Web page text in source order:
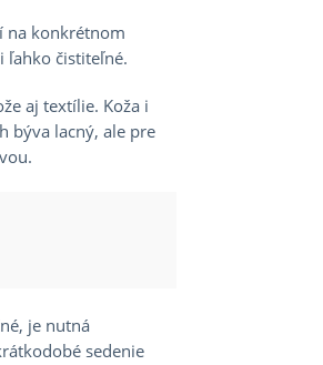
na konkrétnom
ľahko čistiteľné.
aj textílie. Koža i
býva lacný, ale pre
je nutná
sedenie